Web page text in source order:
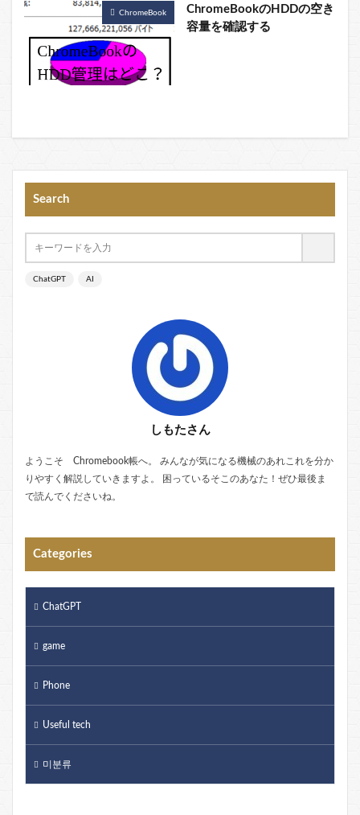
ChromeBook
ChromeBookのHDDの空き
容量を確認する
Search
ChatGPT AI
しもたさん
ようこそ Chromebook帳へ。 みんなが気になる機械のあれこれを分か
りやすく解説していきますよ。 困っているそこのあなた！ぜひ最後ま
で読んでくださいね。
Categories
ChatGPT
game
Phone
Useful tech
미분류